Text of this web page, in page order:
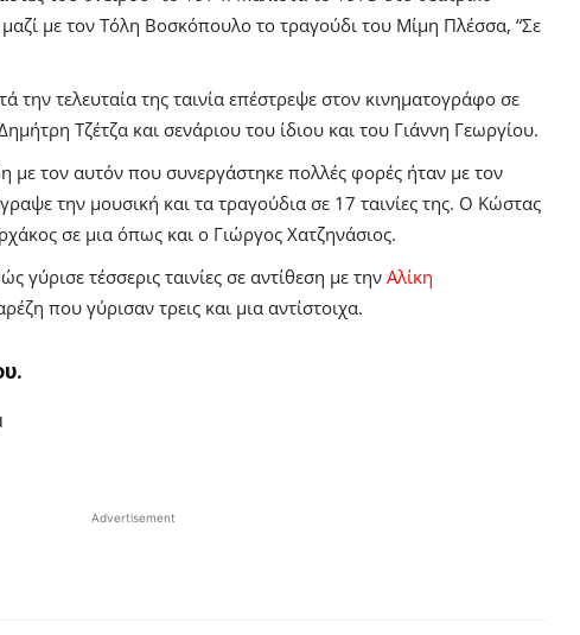
με τον Τόλη Βοσκόπουλο το τραγούδι του Μίμη Πλέσσα, “Σε
την τελευταία της ταινία επέστρεψε στον κινηματογράφο σε
Τζέτζα και σενάριου του ίδιου και του Γιάννη Γεωργίου.
με τον αυτόν που συνεργάστηκε πολλές φορές ήταν με τον
την μουσική και τα τραγούδια σε 17 ταινίες της. Ο Κώστας
σε μια όπως και ο Γιώργος Χατζηνάσιος.
γύρισε τέσσερις ταινίες σε αντίθεση με την Αλίκη
που γύρισαν τρεις και μια αντίστοιχα.
Advertisement